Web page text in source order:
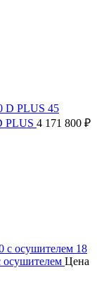
PLUS 4 171 800 ₽
осушителем Цена